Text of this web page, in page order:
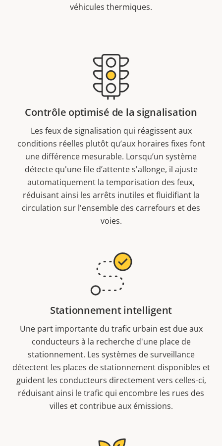
véhicules thermiques.
Contrôle optimisé de la signalisation
Les feux de signalisation qui réagissent aux
conditions réelles plutôt qu’aux horaires fixes font
une différence mesurable. Lorsqu’un système
détecte qu'une file d’attente s'allonge, il ajuste
automatiquement la temporisation des feux,
réduisant ainsi les arrêts inutiles et fluidifiant la
circulation sur l'ensemble des carrefours et des
voies.
Stationnement intelligent
Une part importante du trafic urbain est due aux
conducteurs à la recherche d'une place de
stationnement. Les systèmes de surveillance
détectent les places de stationnement disponibles et
guident les conducteurs directement vers celles-ci,
réduisant ainsi le trafic qui encombre les rues des
villes et contribue aux émissions.